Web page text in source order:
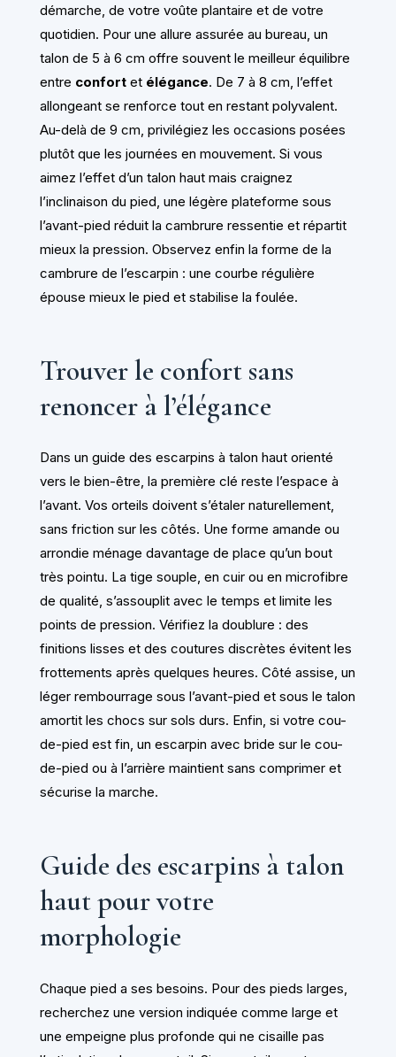
démarche, de votre voûte plantaire et de votre
quotidien. Pour une allure assurée au bureau, un
talon de 5 à 6 cm offre souvent le meilleur équilibre
entre confortet élégance. De 7 à 8 cm, l’effet
allongeant se renforce tout en restant polyvalent.
Au-delà de 9 cm, privilégiez les occasions posées
plutôt que les journées en mouvement. Si vous
aimez l’effet d’un talon haut mais craignez
l’inclinaison du pied, une légère plateforme sous
l’avant-pied réduit la cambrure ressentie et répartit
mieux la pression. Observez enfin la forme de la
cambrure de l’escarpin : une courbe régulière
épouse mieux le pied et stabilise la foulée.
Trouver le confort sans
renoncer à l’élégance
Dans un guide des escarpins à talon haut orienté
vers le bien-être, la première clé reste l’espace à
l’avant. Vos orteils doivent s’étaler naturellement,
sans friction sur les côtés. Une forme amande ou
arrondie ménage davantage de place qu’un bout
très pointu. La tige souple, en cuir ou en microfibre
de qualité, s’assouplit avec le temps et limite les
points de pression. Vérifiez la doublure : des
finitions lisses et des coutures discrètes évitent les
frottements après quelques heures. Côté assise, un
léger rembourrage sous l’avant-pied et sous le talon
amortit les chocs sur sols durs. Enfin, si votre cou-
de-pied est fin, un escarpin avec bride sur le cou-
de-pied ou à l’arrière maintient sans comprimer et
sécurise la marche.
Guide des escarpins à talon
haut pour votre
morphologie
Chaque pied a ses besoins. Pour des pieds larges,
recherchez une version indiquée comme large et
une empeigne plus profonde qui ne cisaille pas